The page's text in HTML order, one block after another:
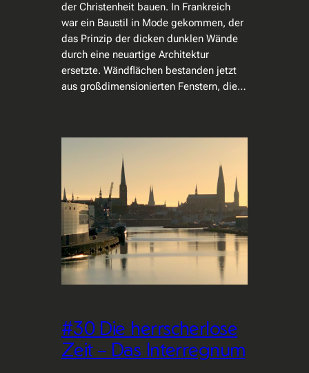
der Christenheit bauen. In Frankreich
war ein Baustil in Mode gekommen, der
das Prinzip der dicken dunklen Wände
durch eine neuartige Architektur
ersetzte. Wändflächen bestanden jetzt
aus großdimensionierten Fenstern, die…
#30 Die herrscherlose
Zeit – Das Interregnum